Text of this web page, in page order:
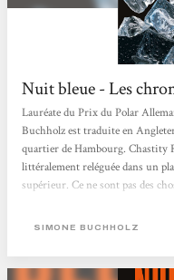
Nuit bleue - Les
Lauréate du Prix du Polar
Buchholz est traduite en
quartier de Hambourg. Chastity
littéralement reléguée dans un
supérieur. Ce ne sont pas des
l’hôpital dans un sale état après
SIMONE BUCHHOLZ